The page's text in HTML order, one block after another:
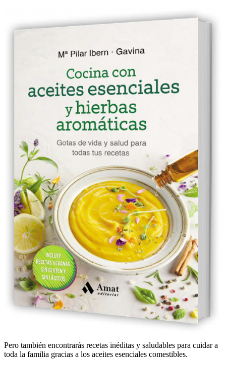
Pero también encontrarás recetas inéditas y saludables para cuidar a
toda la familia gracias a los aceites esenciales comestibles.